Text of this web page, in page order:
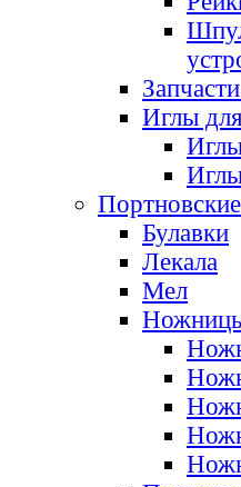
Иглы
Булавки
Лекала
Мел